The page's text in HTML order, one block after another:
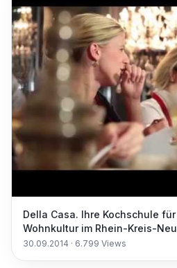
Della Casa. Ihre Kochschule
Wohnkultur im Rhein-Kreis-
30.09.2014 · 6.799 Views